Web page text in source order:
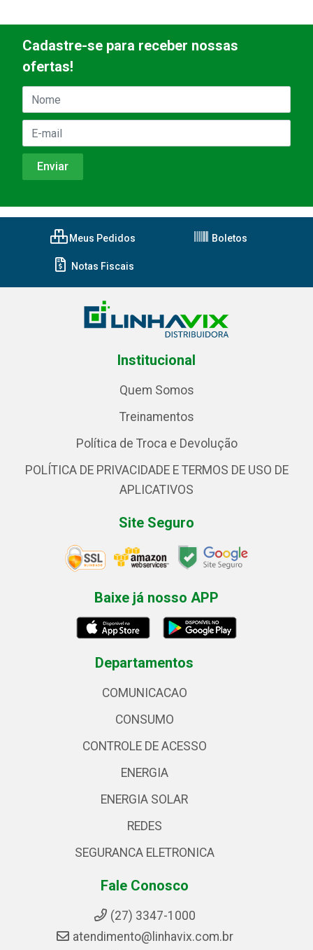
Cadastre-se para receber nossas
ofertas!
Meus Pedidos Boletos
Notas Fiscais
Institucional
Quem Somos
Treinamentos
Política de Troca e Devolução
POLÍTICA DE PRIVACIDADE E TERMOS DE USO DE
APLICATIVOS
Site Seguro
Baixe já nosso APP
Departamentos
COMUNICACAO
CONSUMO
CONTROLE DE ACESSO
ENERGIA
ENERGIA SOLAR
REDES
SEGURANCA ELETRONICA
Fale Conosco
(27) 3347-1000
atendimento@linhavix.com.br